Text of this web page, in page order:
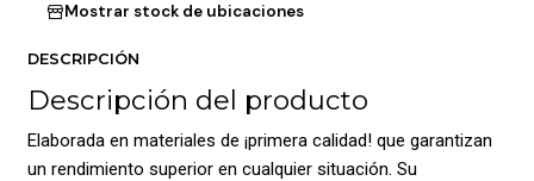
Mostrar stock de ubicaciones
DESCRIPCIÓN
Descripción del producto
Elaborada en materiales de ¡primera calidad! que garantizan
un rendimiento superior en cualquier situación. Su